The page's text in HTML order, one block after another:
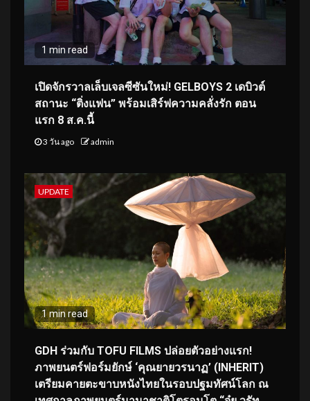
1 min read
เปิดจักรวาลเล็บเจลซีซันใหม่! GELBOYS 2 เดบิวต์
สถานะ “ติ่งแฟน” พร้อมเสิร์ฟความคลั่งรัก ตอน
แรก 8 ส.ค.นี้
3 วัน ago admin
UPDATE
1 min read
GDH ร่วมกับ TOFU FILMS ปล่อยตัวอย่างแรก!
ภาพยนตร์ฟอร์มยักษ์ ‘คุณยายวรนาฏ’ (INHERIT)
เตรียมคายตะขาบหนังไทยในรอบปฐมทัศน์โลก ณ